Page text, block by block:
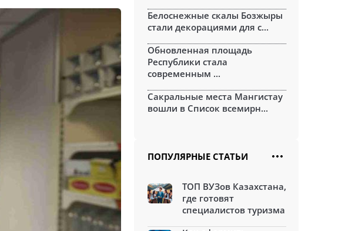
Белоснежные скалы Бозжыры
стали декорациями для с...
Обновленная площадь
Республики стала
современным ...
Сакральные места Мангистау
вошли в Список всемирн...
ПОПУЛЯРНЫЕ СТАТЬИ
ТОП ВУЗов Казахстана,
где готовят
специалистов туризма